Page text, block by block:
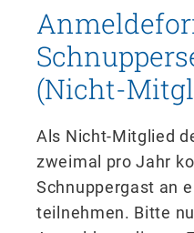
(Nicht-
Als Nicht-Mitglied
zweimal pro Jahr
Schnuppergast an
teilnehmen. Bitte